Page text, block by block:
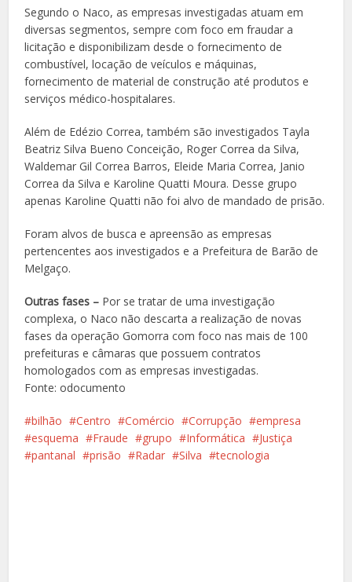
Segundo o Naco, as empresas investigadas atuam em
diversas segmentos, sempre com foco em fraudar a
licitação e disponibilizam desde o fornecimento de
combustível, locação de veículos e máquinas,
fornecimento de material de construção até produtos e
serviços médico-hospitalares.
Além de Edézio Correa, também são investigados Tayla
Beatriz Silva Bueno Conceição, Roger Correa da Silva,
Waldemar Gil Correa Barros, Eleide Maria Correa, Janio
Correa da Silva e Karoline Quatti Moura. Desse grupo
apenas Karoline Quatti não foi alvo de mandado de prisão.
Foram alvos de busca e apreensão as empresas
pertencentes aos investigados e a Prefeitura de Barão de
Melgaço.
Outras fases – Por se tratar de uma investigação
complexa, o Naco não descarta a realização de novas
fases da operação Gomorra com foco nas mais de 100
prefeituras e câmaras que possuem contratos
homologados com as empresas investigadas.
Fonte: odocumento
bilhão Centro Comércio Corrupção
empresa
esquema
Fraude grupo Informática
Justiça
pantanal
prisão Radar Silva tecnologia